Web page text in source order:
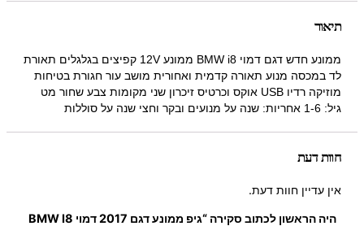
תיאור
ממונע חדש דגם דמוי BMW i8 ממונע 12V קפיצים בגלגלים תאורת
לד במכסה מנוע תאורה קדמית ואחורית מושב עור חגורת בטיחות
מוזיקה רדיו USB אוקס וכרטיס זיכרון שני מקומות צבע שחור מט
גיל: 1-6 אחריות: שנה על מנועים ובקר וחצי שנה על סוללות
חוות דעת
אין עדיין חוות דעת.
היה הראשון לכתוב סקירה “גיפ ממונע דגם 2017 דמוי BMW I8